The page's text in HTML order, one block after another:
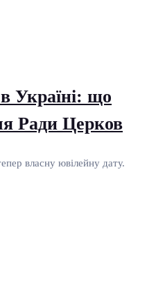
в Україні: що
Ради Церков
власну ювілейну дату.